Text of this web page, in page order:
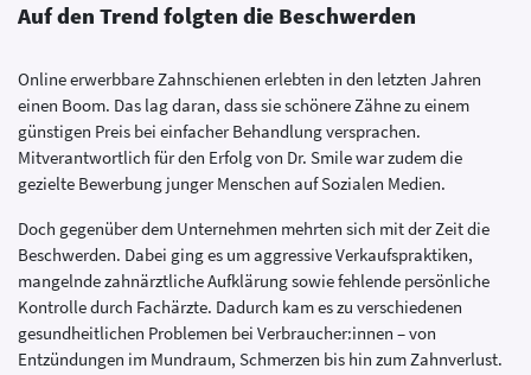
Auf den Trend folgten die Beschwerden
Online erwerbbare Zahnschienen erlebten in den letzten Jahren
einen Boom. Das lag daran, dass sie schönere Zähne zu einem
günstigen Preis bei einfacher Behandlung versprachen.
Mitverantwortlich für den Erfolg von Dr. Smile war zudem die
gezielte Bewerbung junger Menschen auf Sozialen Medien.
Doch gegenüber dem Unternehmen mehrten sich mit der Zeit die
Beschwerden. Dabei ging es um aggressive Verkaufspraktiken,
mangelnde zahnärztliche Aufklärung sowie fehlende persönliche
Kontrolle durch Fachärzte. Dadurch kam es zu verschiedenen
gesundheitlichen Problemen bei Verbraucher:innen – von
Entzündungen im Mundraum, Schmerzen bis hin zum Zahnverlust.